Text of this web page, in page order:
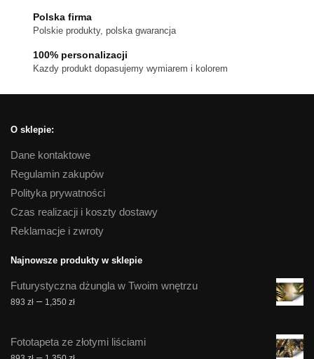
produktu
Polska firma
Polskie produkty, polska gwarancja
100% personalizacji
Kazdy produkt dopasujemy wymiarem i kolorem
O sklepie:
Dane kontaktowe
Regulamin zakupów
Polityka prywatności
Czas realizacji i koszty dostawy
Reklamacje i zwroty
Najnowsze produkty w sklepie
Futurystyczna dżungla w Twoim wnętrzu
893 zł – 1,350 złZakres
893 zł
Fototapeta ze złotymi liściami
Zakres